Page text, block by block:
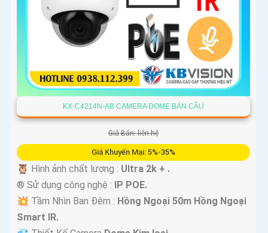
KX-C4214N-AB CAMERA DOME BÁN CẦU
Giá Bán: liên hệ
Giá Khuyến Mại: 5%-35%
🦉 Hình ảnh chất lượng : Ultra 2k + .
®️ Sử dụng công nghệ : IP POE.
💥 Tầm Nhìn Ban Đêm : Hồng Ngoại 50m Hồng Ngoại
Smart IR.